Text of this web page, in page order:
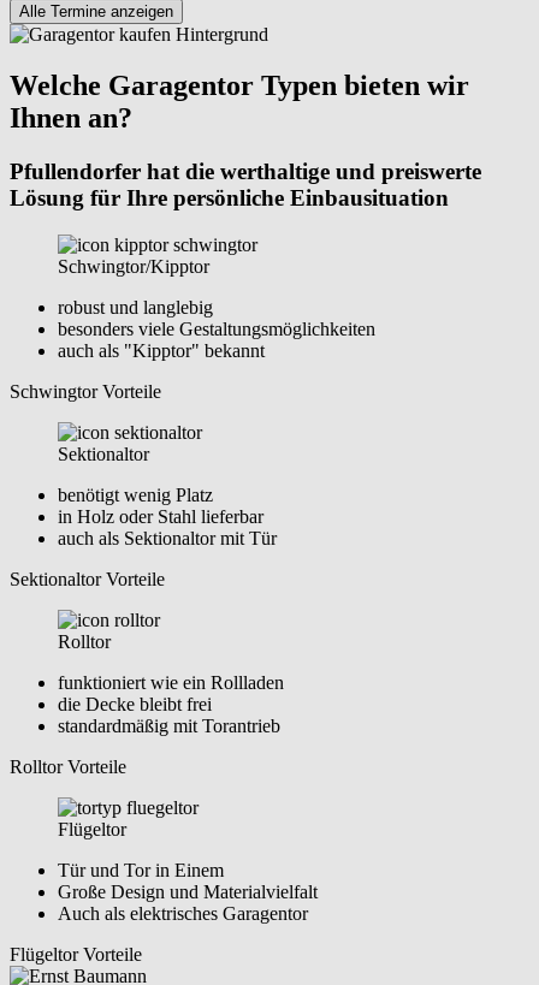
Alle Termine anzeigen
Welche Garagentor Typen bieten wir
Ihnen an?
Pfullendorfer hat die werthaltige und preiswerte
Lösung für Ihre persönliche Einbausituation
Schwingtor/Kipptor
robust und langlebig
besonders viele Gestaltungsmöglichkeiten
auch als "Kipptor" bekannt
Schwingtor Vorteile
Sektionaltor
benötigt wenig Platz
in Holz oder Stahl lieferbar
auch als Sektionaltor mit Tür
Sektionaltor Vorteile
Rolltor
funktioniert wie ein Rollladen
die Decke bleibt frei
standardmäßig mit Torantrieb
Rolltor Vorteile
Flügeltor
Tür und Tor in Einem
Große Design und Materialvielfalt
Auch als elektrisches Garagentor
Flügeltor Vorteile